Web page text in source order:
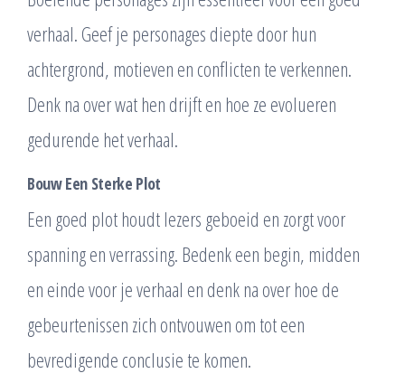
verhaal. Geef je personages diepte door hun
achtergrond, motieven en conflicten te verkennen.
Denk na over wat hen drijft en hoe ze evolueren
gedurende het verhaal.
Bouw Een Sterke Plot
Een goed plot houdt lezers geboeid en zorgt voor
spanning en verrassing. Bedenk een begin, midden
en einde voor je verhaal en denk na over hoe de
gebeurtenissen zich ontvouwen om tot een
bevredigende conclusie te komen.